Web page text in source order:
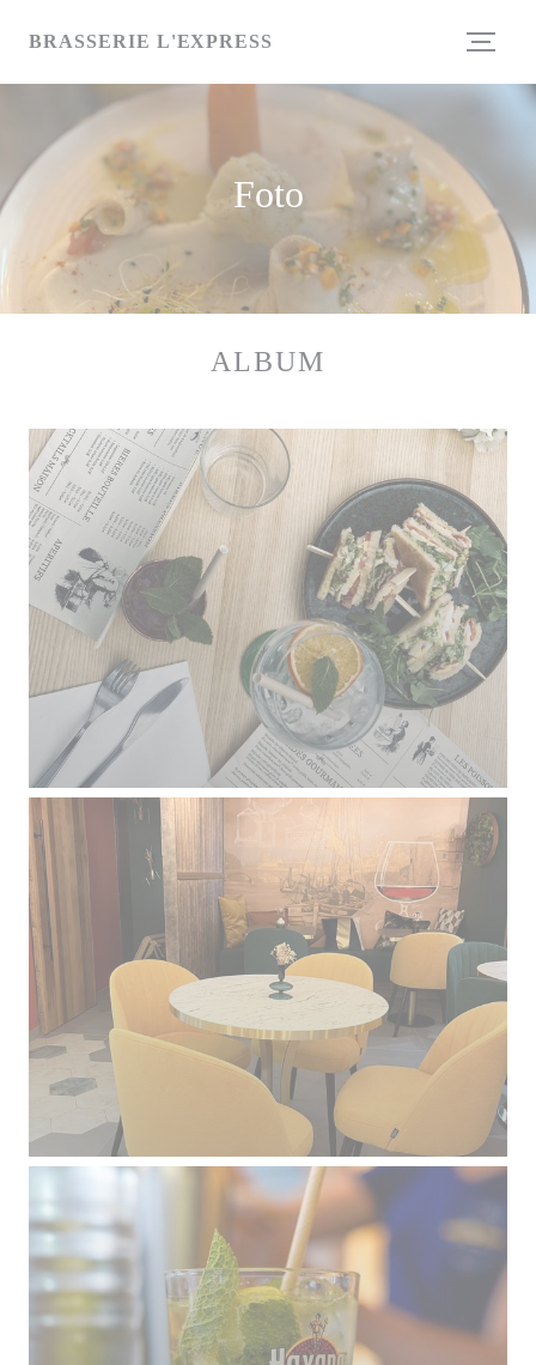
BRASSERIE L'EXPRESS
Foto
ALBUM